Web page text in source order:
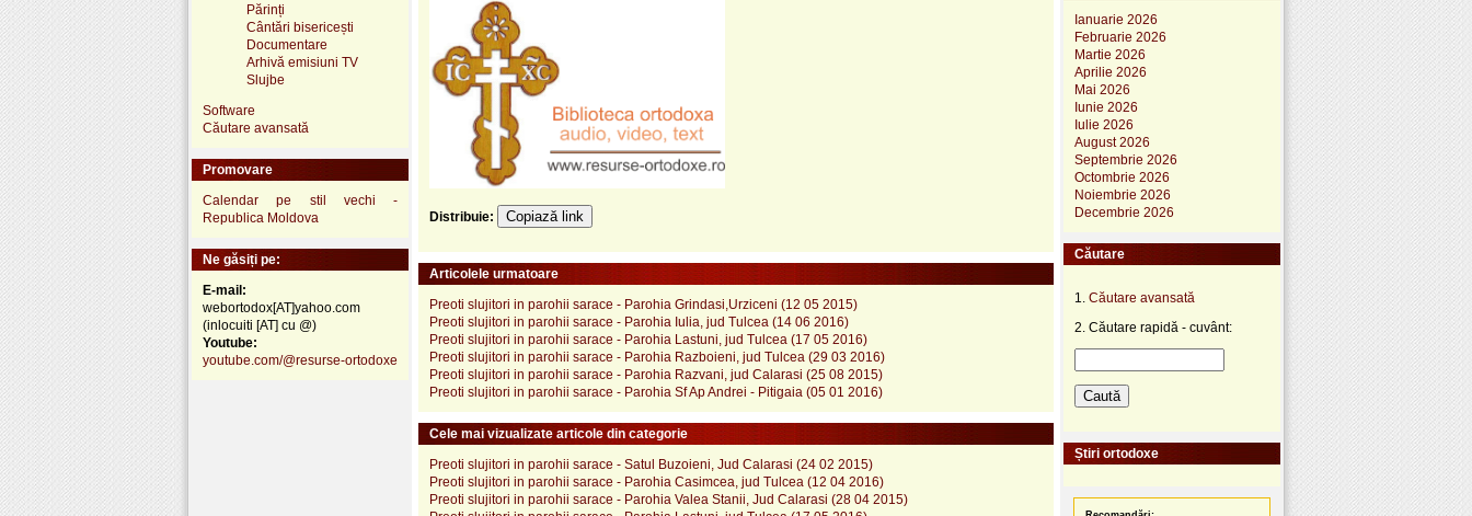
Distribuie: Copiază link
Articolele urmatoare
Preoti slujitori in parohii sarace - Parohia Grindasi,Urziceni (12 05 2015)
Preoti slujitori in parohii sarace - Parohia Iulia, jud Tulcea (14 06 2016)
Preoti slujitori in parohii sarace - Parohia Lastuni, jud Tulcea (17 05 2016)
Preoti slujitori in parohii sarace - Parohia Razboieni, jud Tulcea (29 03 2016)
Preoti slujitori in parohii sarace - Parohia Razvani, jud Calarasi (25 08 2015)
Preoti slujitori in parohii sarace - Parohia Sf Ap Andrei - Pitigaia (05 01 2016)
Cele mai vizualizate articole din categorie
Preoti slujitori in parohii sarace - Satul Buzoieni, Jud Calarasi (24 02 2015)
Preoti slujitori in parohii sarace - Parohia Casimcea, jud Tulcea (12 04 2016)
Preoti slujitori in parohii sarace - Parohia Valea Stanii, Jud Calarasi (28 04 2015)
Părinți
Cântări bisericești
Documentare
Arhivă emisiuni TV
Slujbe
Software
Căutare avansată
Promovare
Calendar pe stil vechi -
Republica Moldova
Ne găsiți pe:
E-mail:
webortodox[AT]yahoo.com
(inlocuiti [AT] cu @)
Youtube:
youtube.com/@resurse-ortodoxe
Ianuarie 2026
Februarie 2026
Martie 2026
Aprilie 2026
Mai 2026
Iunie 2026
Iulie 2026
August 2026
Septembrie 2026
Octombrie 2026
Noiembrie 2026
Decembrie 2026
Căutare
1. Căutare avansată
2. Căutare rapidă - cuvânt:
Știri ortodoxe